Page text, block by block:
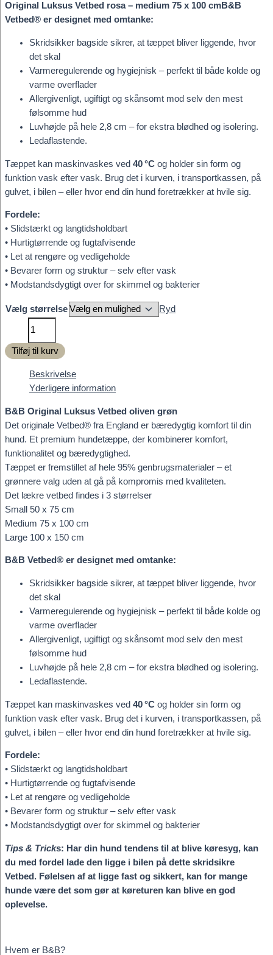
Original Luksus Vetbed rosa – medium 75 x 100 cmB&B
Vetbed® er designet med omtanke:
Skridsikker bagside sikrer, at tæppet bliver liggende, hvor
det skal
Varmeregulerende og hygiejnisk – perfekt til både kolde og
varme overflader
Allergivenligt, ugiftigt og skånsomt mod selv den mest
følsomme hud
Luvhøjde på hele 2,8 cm – for ekstra blødhed og isolering.
Ledaflastende.
Tæppet kan maskinvaskes ved 40 °C og holder sin form og
funktion vask efter vask. Brug det i kurven, i transportkassen, på
gulvet, i bilen – eller hvor end din hund foretrækker at hvile sig.
Fordele:
• Slidstærkt og langtidsholdbart
• Hurtigtørrende og fugtafvisende
• Let at rengøre og vedligeholde
• Bevarer form og struktur – selv efter vask
• Modstandsdygtigt over for skimmel og bakterier
Vælg størrelse
Ryd
original,
Tilføj til kurv
Beskrivelse
Yderligere information
B&B Original Luksus Vetbed oliven grøn
Det originale Vetbed® fra England er bæredygtig komfort til din
hund. Et premium hundetæppe, der kombinerer komfort,
funktionalitet og bæredygtighed.
Tæppet er fremstillet af hele 95% genbrugsmaterialer – et
grønnere valg uden at gå på kompromis med kvaliteten.
Det lækre vetbed findes i 3 størrelser
Small 50 x 75 cm
Medium 75 x 100 cm
Large 100 x 150 cm
B&B Vetbed® er designet med omtanke:
Skridsikker bagside sikrer, at tæppet bliver liggende, hvor
det skal
Varmeregulerende og hygiejnisk – perfekt til både kolde og
varme overflader
Allergivenligt, ugiftigt og skånsomt mod selv den mest
følsomme hud
Luvhøjde på hele 2,8 cm – for ekstra blødhed og isolering.
Ledaflastende.
Tæppet kan maskinvaskes ved 40 °C og holder sin form og
funktion vask efter vask. Brug det i kurven, i transportkassen, på
gulvet, i bilen – eller hvor end din hund foretrækker at hvile sig.
Fordele:
• Slidstærkt og langtidsholdbart
• Hurtigtørrende og fugtafvisende
• Let at rengøre og vedligeholde
• Bevarer form og struktur – selv efter vask
• Modstandsdygtigt over for skimmel og bakterier
Tips & Tricks: Har din hund tendens til at blive køresyg, kan
du med fordel lade den ligge i bilen på dette skridsikre
Vetbed. Følelsen af at ligge fast og sikkert, kan for mange
hunde være det som gør at køreturen kan blive en god
oplevelse.
Hvem er B&B?